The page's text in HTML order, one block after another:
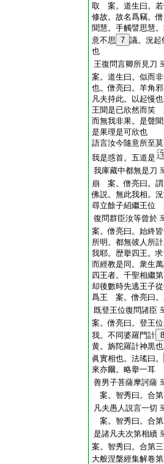
取 案。道生曰。若
修故。故名爲竊。
聞慧。手觸譬思慧
意不思 7 議。況起
也
王復問言卿所見刀
案。道生曰。似而
也。僧亮曰。羊角
凡夫持此。以起慢也
王聞是已欣然而笑
而無我非果。是聲
是果理是可欣也
語言汝今隨意所至
我是惑首。五道是
我庫藏中都無是刀
崩 案。僧亮曰。謂
佛説。無此我相。
尋立餘子紹繼王位
復問群臣汝等曾於
案。僧亮曰。始終
所明。都無彼人所
我耶。歴擧四王。
而經教是同。衆生
四王者。千聖相繼
却後數時先逃王子
爲王 案。僧亮曰。
既登王位復問諸臣
案。僧亮曰。登王
我。不同婆羅門計 8
黄。旃陀羅計神黒
眞實相也。法瑤曰。
來亦爾。略擧一耳
善男子菩薩摩訶薩
案。智秀曰。合
凡夫愚人説言一切
案。智秀曰。合
是諸凡夫次第相續
案。智秀曰。合第
大般涅槃經集解卷